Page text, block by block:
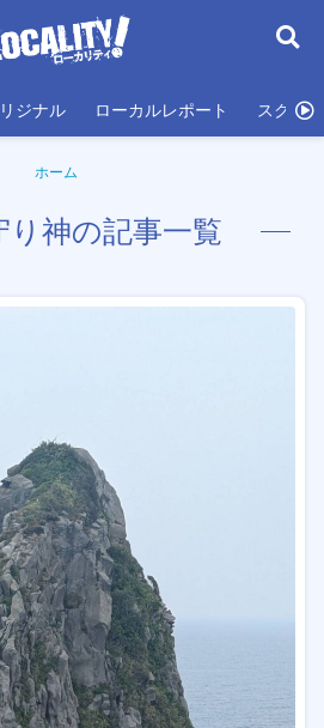
ジナル ローカルレポート スクール
ホーム
り神の記事一覧